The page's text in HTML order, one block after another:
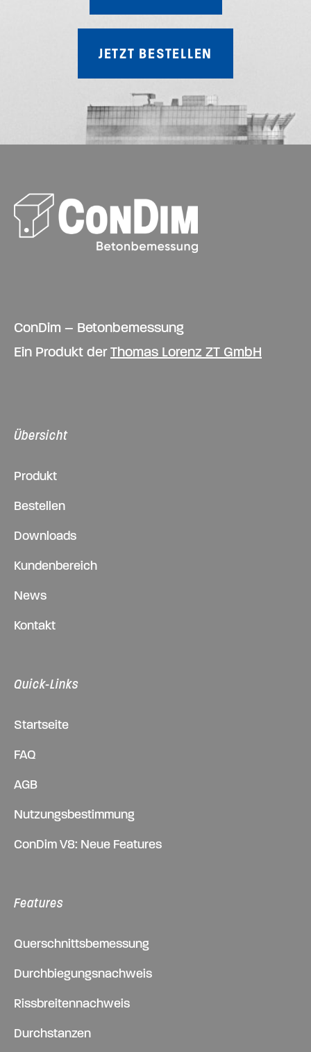
JETZT BESTELLEN
ConDim – Betonbemessung
Ein Produkt derThomas Lorenz ZT GmbH
Übersicht
Produkt
Bestellen
Downloads
Kundenbereich
News
Kontakt
Quick-Links
Startseite
FAQ
AGB
Nutzungsbestimmung
ConDim V8: Neue Features
Features
Querschnittsbemessung
Durchbiegungsnachweis
Rissbreitennachweis
Durchstanzen